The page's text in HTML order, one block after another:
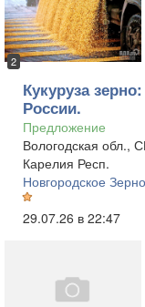
2
Кукуруза
России.
Предложение
Вологодская обл.,
Карелия Респ.
Новгородское
29.07.26 в 22:47